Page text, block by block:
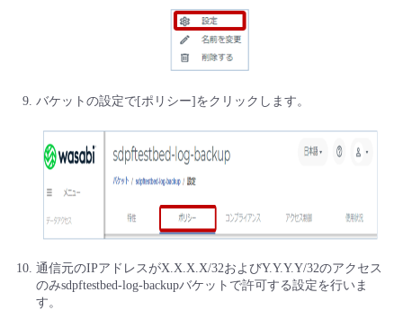
バケットの設定で[ポリシー]をクリックします。
通信元のIPアドレスがX.X.X.X/32およびY.Y.Y.Y/32のアクセス
のみsdpftestbed-log-backupバケットで許可する設定を行いま
す。